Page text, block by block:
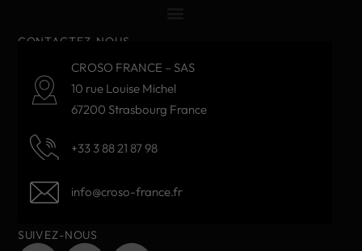
CONTACTEZ-NOUS
CROSO FRANCE – SAS
10 rue Louise Michel
67200 Strasbourg France
+33 3 88 21 87 98
info@croso-france.fr
SUIVEZ-NOUS